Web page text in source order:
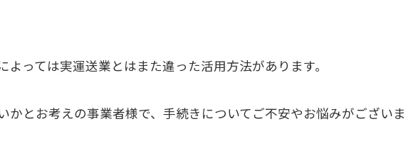
っては実運送業とはまた違った活用方法があります。
とお考えの事業者様で、手続きについてご不安やお悩みがございま